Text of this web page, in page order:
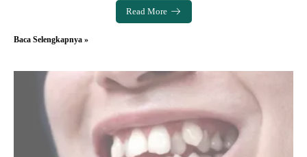
Read More
Baca Selengkapnya »